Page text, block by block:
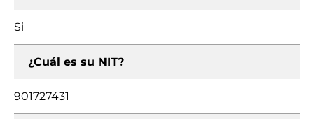
Si
¿Cuál es su NIT?
901727431